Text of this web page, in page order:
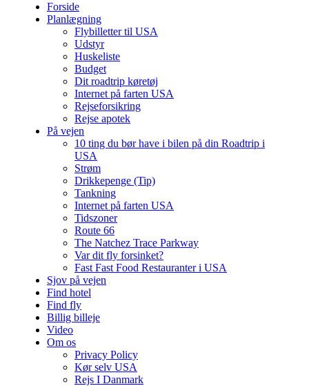
Forside
Planlægning
Flybilletter til USA
Udstyr
Huskeliste
Budget
Dit roadtrip køretøj
Internet på farten USA
Rejseforsikring
Rejse apotek
På vejen
10 ting du bør have i bilen på din Roadtrip i
USA
Strøm
Drikkepenge (Tip)
Tankning
Internet på farten USA
Tidszoner
Route 66
The Natchez Trace Parkway
Var dit fly forsinket?
Fast Fast Food Restauranter i USA
Sjov på vejen
Find hotel
Find fly
Billig billeje
Video
Om os
Privacy Policy
Kør selv USA
Rejs I Danmark